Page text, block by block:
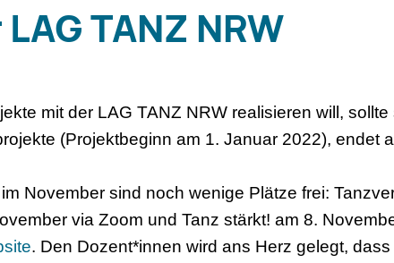
TANZ NRW
mit der LAG TANZ NRW realisieren will,
(Projektbeginn am 1. Januar 2022), endet
November sind noch wenige Plätze frei:
via Zoom und Tanz stärkt! am 8.
. Den Dozent*innen wird ans Herz gelegt,